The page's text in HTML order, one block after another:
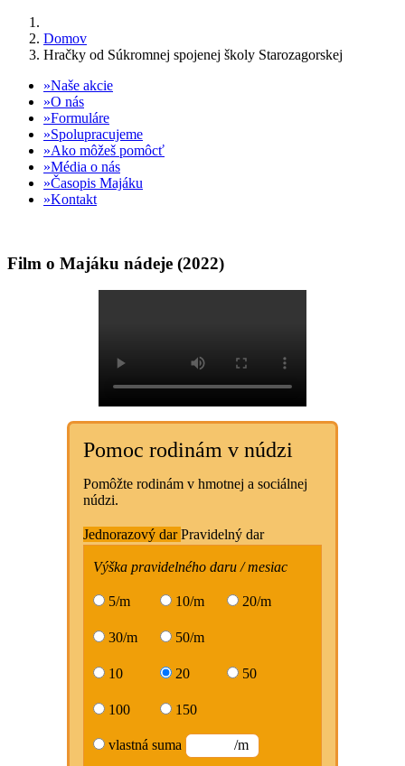
Domov
Hračky od Súkromnej spojenej školy Starozagorskej
Naše akcie
O nás
Formuláre
Spolupracujeme
Ako môžeš pomôcť
Média o nás
Časopis Majáku
Kontakt
Film o Majáku nádeje (2022)